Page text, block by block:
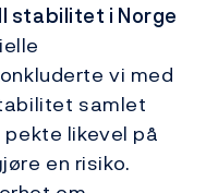
stabilitet i Norge
vi med
samlet
likevel på
en risiko.